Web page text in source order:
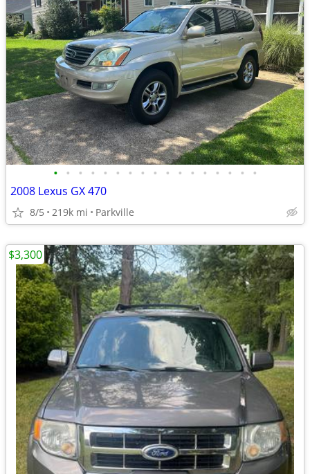
• • • • • • • • • • • • • • • • •
2008 Lexus GX 470
8/5 219k mi Parkville
$3,300